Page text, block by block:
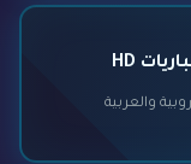
والعربية